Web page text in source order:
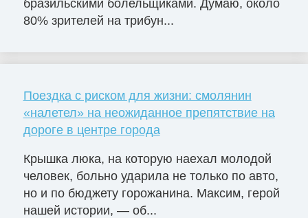
бразильскими болельщиками. Думаю, около
80% зрителей на трибун...
Поездка с риском для жизни: смолянин
«налетел» на неожиданное препятствие на
дороге в центре города
Крышка люка, на которую наехал молодой
человек, больно ударила не только по авто,
но и по бюджету горожанина. Максим, герой
нашей истории, — об...